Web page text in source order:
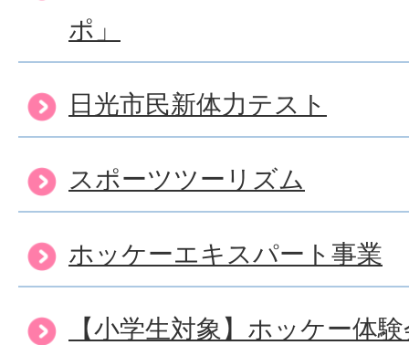
ポ」
日光市民新体力テスト
スポーツツーリズム
ホッケーエキスパート事業
【小学生対象】ホッケー体